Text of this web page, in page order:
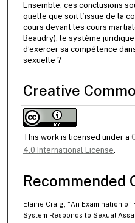
Ensemble, ces conclusions
quelle que soit l’issue de la
cours devant les cours
Beaudry), le système
d’exercer sa compétence
sexuelle ?
Creative
This work is licensed under a
4.0 International License.
Recommended
Elaine Craig, "An Examination
System Responds to Sexual